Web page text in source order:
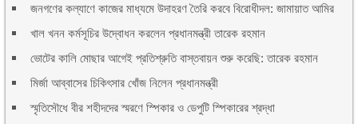
জনগণের কল্যাণে কাজের মাধ্যমে উদাহরণ তৈরি করবে বিরোধীদল: জামায়াত আমির
খাল খনন কর্মসূচির উদ্বোধন করলেন প্রধানমন্ত্রী তারেক রহমান
ভোটের কালি মোছার আগেই প্রতিশ্রুতি বাস্তবায়ন শুরু করেছি: তারেক রহমান
মির্জা আব্বাসের চিকিৎসার খোঁজ নিলেন প্রধানমন্ত্রী
স্মৃতিসৌধে বীর শহীদদের স্মরণে স্পিকার ও ডেপুটি স্পিকারের শ্রদ্ধা